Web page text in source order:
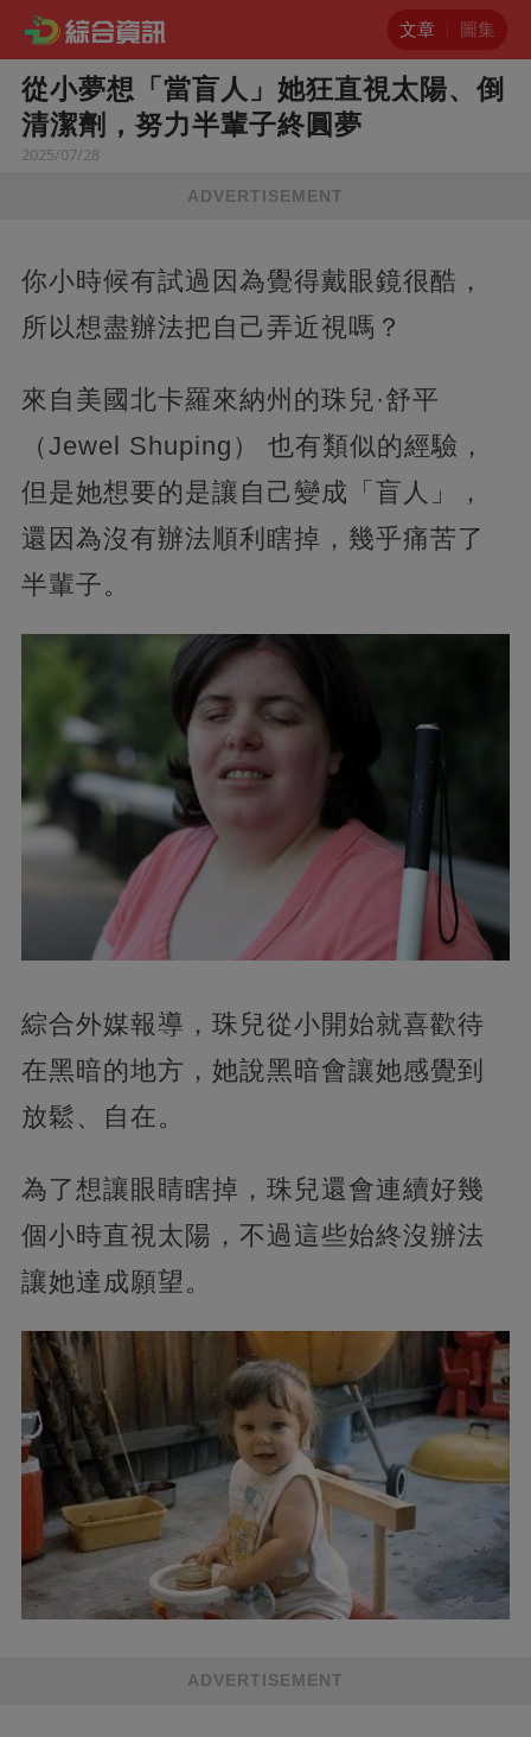
文章 圖集
從小夢想「當盲人」她狂直視太陽、倒
清潔劑，努力半輩子終圓夢
2025/07/28
ADVERTISEMENT
你小時候有試過因為覺得戴眼鏡很酷，
所以想盡辦法把自己弄近視嗎？
來自美國北卡羅來納州的珠兒·舒平
（Jewel Shuping） 也有類似的經驗，
但是她想要的是讓自己變成「盲人」，
還因為沒有辦法順利瞎掉，幾乎痛苦了
半輩子。
綜合外媒報導，珠兒從小開始就喜歡待
在黑暗的地方，她說黑暗會讓她感覺到
放鬆、自在。
為了想讓眼睛瞎掉，珠兒還會連續好幾
個小時直視太陽，不過這些始終沒辦法
讓她達成願望。
ADVERTISEMENT